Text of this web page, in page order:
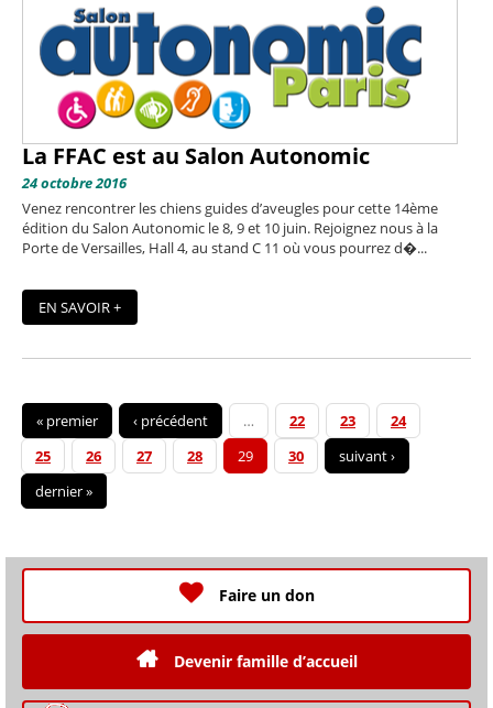
La FFAC est au Salon Autonomic
24 octobre 2016
Venez rencontrer les chiens guides d’aveugles pour cette 14ème
édition du Salon Autonomic le 8, 9 et 10 juin. Rejoignez nous à la
Porte de Versailles, Hall 4, au stand C 11 où vous pourrez d�...
EN SAVOIR +
« premier ‹ précédent … 22 23
24
25
26 27 28 29 30
suivant ›
dernier »
Faire un don
Devenir famille d’accueil